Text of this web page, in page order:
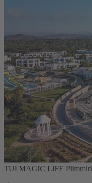
TUI MAGIC LIFE Plimmiri